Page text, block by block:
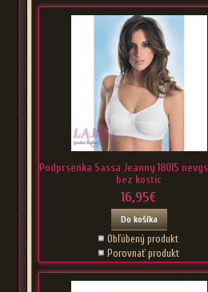
Podprsenka Sassa Jeanny 18015
bez kostíc
16,95€
Do košíka
Obľúbený produkt
Porovnať produkt